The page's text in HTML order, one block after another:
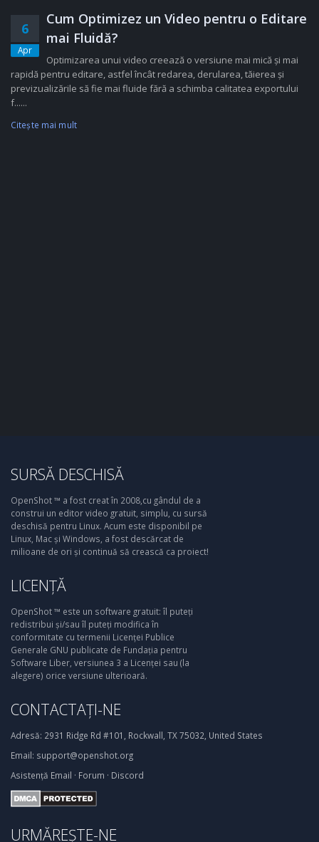
6
Apr
Cum Optimizez un Video pentru o Editare
mai Fluidă?
Optimizarea unui video creează o versiune mai mică și mai
rapidă pentru editare, astfel încât redarea, derularea, tăierea și
previzualizările să fie mai fluide fără a schimba calitatea exportului
f......
Citeşte mai mult
SURSĂ DESCHISĂ
OpenShot ™ a fost creat în 2008,cu gândul de a
construi un editor video gratuit, simplu, cu sursă
deschisă pentru Linux. Acum este disponibil pe
Linux, Mac și Windows, a fost descărcat de
milioane de ori și continuă să crească ca proiect!
LICENȚĂ
OpenShot ™ este un software gratuit: îl puteți
redistribui și/sau îl puteți modifica în
conformitate cu termenii Licenței Publice
Generale GNU publicate de Fundația pentru
Software Liber, versiunea 3 a Licenței sau (la
alegere) orice versiune ulterioară.
CONTACTAȚI-NE
Adresă: 2931 Ridge Rd #101, Rockwall, TX 75032, United States
Email: support@openshot.org
Asistență Email · Forum · Discord
URMĂREȘTE-NE